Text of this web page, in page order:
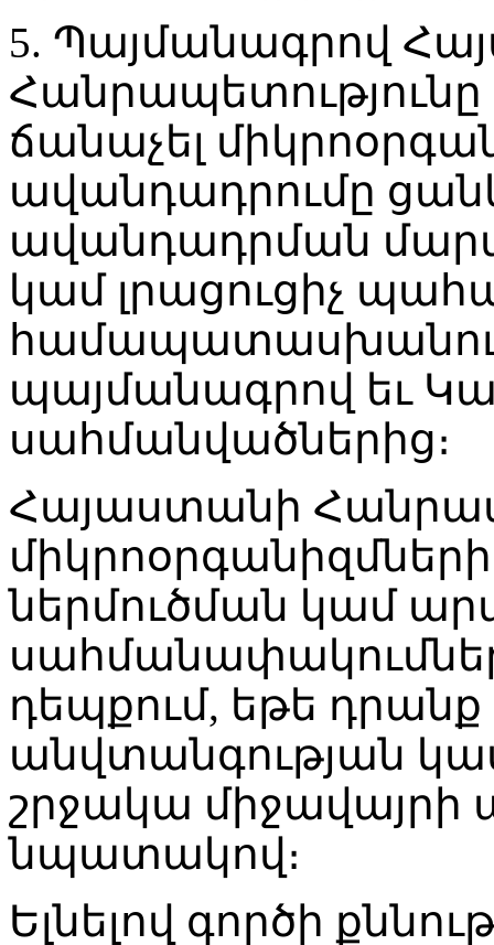
5. Պայմանագրով
ճանաչել
ավանդադրումը
ավանդադրման
կամ լրացուցիչ
պայմանագրով եւ
սահմանվածներից։
Հայաստանի
ներմուծման կամ
դեպքում, եթե
անվտանգության
շրջակա
նպատակով։
Ելնելով գործի